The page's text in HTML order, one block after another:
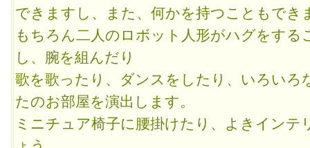
できますし、また、何かを持つこともでき
もちろん二人のロボット人形がハグをする
し、腕を組んだり
歌を歌ったり、ダンスをしたり、いろいろ
たのお部屋を演出します。
ミニチュア椅子に腰掛けたり、よきインテ